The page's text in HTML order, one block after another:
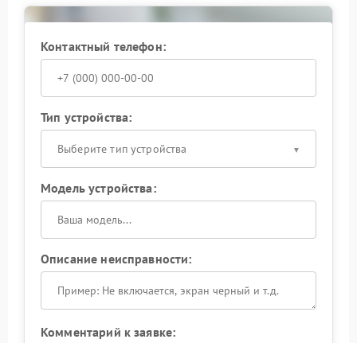
Контактный телефон:
Тип устройства:
Выберите тип устройства
Модель устройства:
Описание неисправности:
Комментарий к заявке: